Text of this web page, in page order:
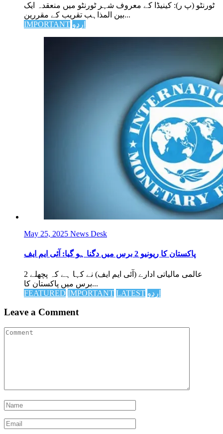
ٹورنٹو (پ ر): کینیڈا کے معروف شہر ٹورنٹو میں منعقدہ ایک
بین المذاہب تقریب کے مقررین...
IMPORTANT اردو
May 25, 2025 News Desk
پاکستان کا ریونیو 2 برس میں دگنا ہو گیا: آئی ایم ایف
عالمی مالیاتی ادارے (آئی ایم ایف) نے کہا ہے کہ پچھلے 2
برس میں پاکستان کا...
FEATURED IMPORTANT LATEST اردو
Leave a Comment